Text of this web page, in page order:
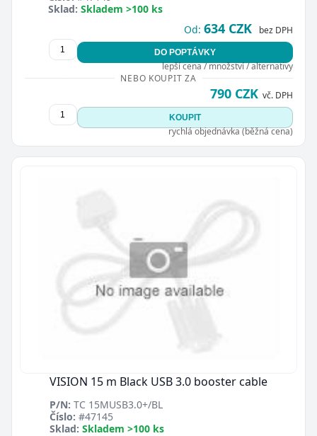
Sklad: Skladem >100 ks
Od: 634 CZK bez DPH
DO POPTÁVKY
lepší cena / množství / alternativy
NEBO KOUPIT ZA
790 CZK vč. DPH
KOUPIT
rychlá objednávka (běžná cena)
VISION 15 m Black USB 3.0 booster cable
P/N: TC 15MUSB3.0+/BL
Číslo: #47145
Sklad: Skladem >100 ks